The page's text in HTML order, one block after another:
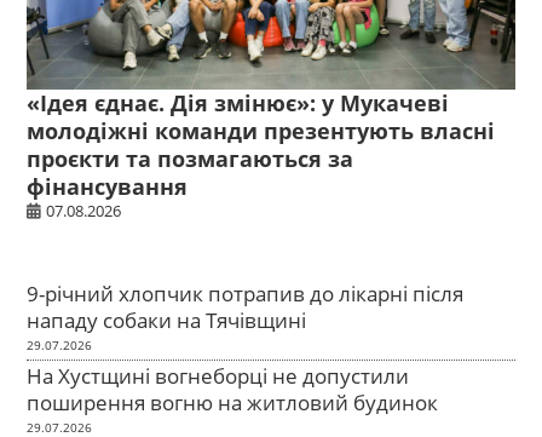
«Ідея єднає. Дія змінює»: у Мукачеві
молодіжні команди презентують власні
проєкти та позмагаються за
фінансування
07.08.2026
9-річний хлопчик потрапив до лікарні після
нападу собаки на Тячівщині
29.07.2026
На Хустщині вогнеборці не допустили
поширення вогню на житловий будинок
29.07.2026